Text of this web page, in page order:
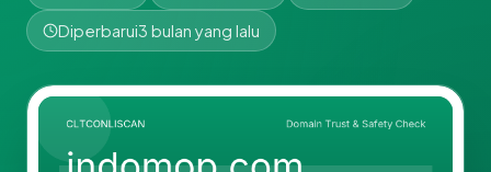
Diperbarui3 bulan yang lalu